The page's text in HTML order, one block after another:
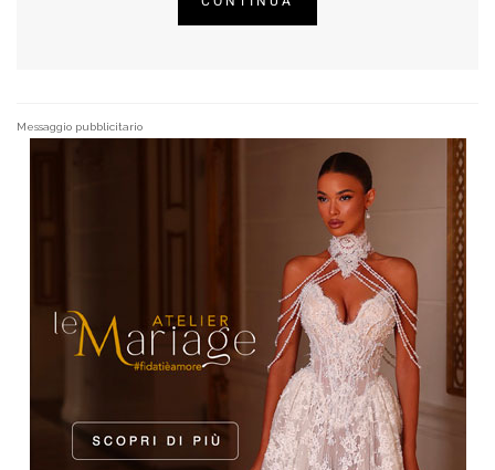
Messaggio pubblicitario